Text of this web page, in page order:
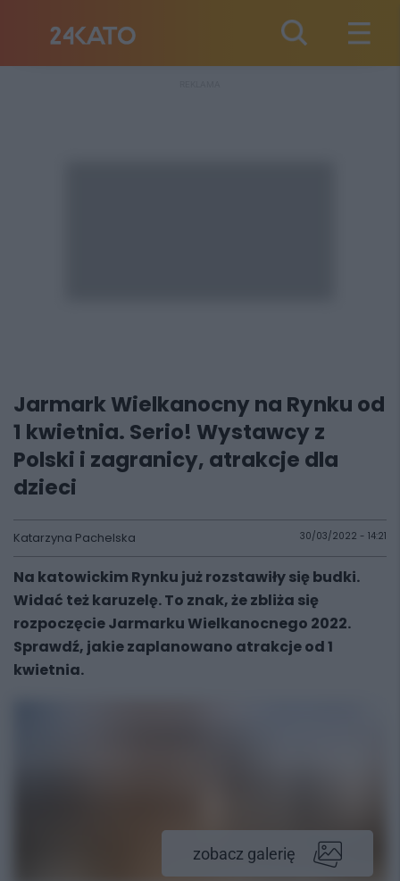
Jarmark Wielkanocny na Rynku od
1 kwietnia. Serio! Wystawcy z
Polski i zagranicy, atrakcje dla
dzieci
Katarzyna Pachelska 30/03/2022 - 14:21
Na katowickim Rynku już rozstawiły się budki.
Widać też karuzelę. To znak, że zbliża się
rozpoczęcie Jarmarku Wielkanocnego 2022.
Sprawdź, jakie zaplanowano atrakcje od 1
kwietnia.
zobacz galerię